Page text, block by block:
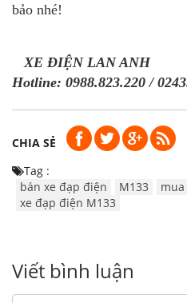
bảo nhé!
XE ĐIỆN LAN ANH
Hotline: 0988.823.220 /
CHIA SẺ
Tag :
bán xe đạp điện
M133
xe đạp điện M133
Viết bình luận